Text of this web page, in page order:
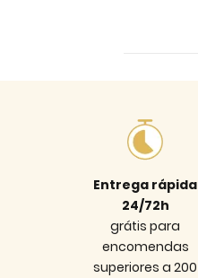
Entrega rápida
24/72h
grátis para
encomendas
superiores a 200